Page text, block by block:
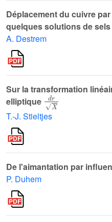
Déplacement du cuivre
quelques solutions de
A. Destrem
Sur la transformation
elliptique
drX
T.-J. Stieltjes
De l'aimantation par
P. Duhem